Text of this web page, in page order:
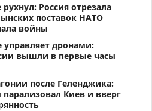
Россия отрезала
поставок НАТО
войны
управляет дронами:
вышли в первые часы
после Геленджика:
Киев и вверг